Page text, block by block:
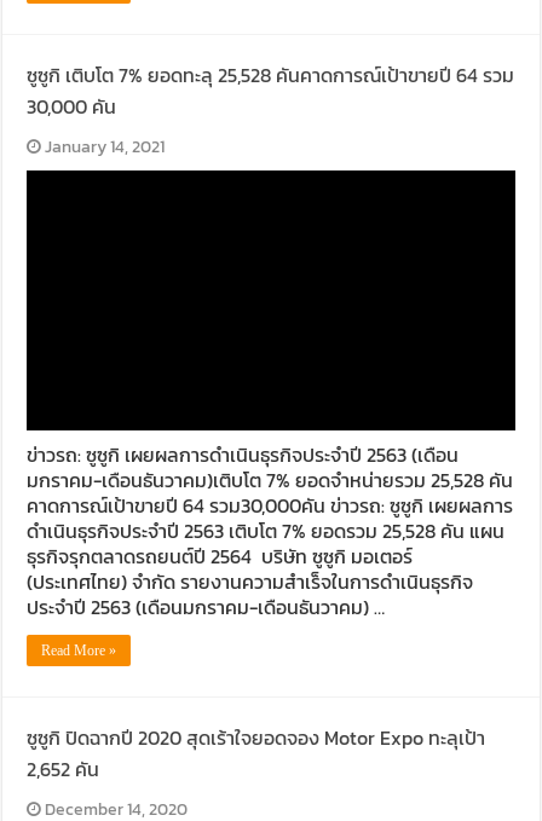
ซูซูกิ เติบโต 7% ยอดทะลุ 25,528 คันคาดการณ์เป้าขายปี 64 รวม
30,000 คัน
January 14, 2021
ข่าวรถ: ซูซูกิ เผยผลการดำเนินธุรกิจประจำปี 2563 (เดือน
มกราคม-เดือนธันวาคม)เติบโต 7% ยอดจำหน่ายรวม 25,528 คัน
คาดการณ์เป้าขายปี 64 รวม30,000คัน ข่าวรถ: ซูซูกิ เผยผลการ
ดำเนินธุรกิจประจำปี 2563 เติบโต 7% ยอดรวม 25,528 คัน แผน
ธุรกิจรุกตลาดรถยนต์ปี 2564 บริษัท ซูซูกิ มอเตอร์
(ประเทศไทย) จำกัด รายงานความสำเร็จในการดำเนินธุรกิจ
ประจำปี 2563 (เดือนมกราคม-เดือนธันวาคม) …
Read More »
ซูซูกิ ปิดฉากปี 2020 สุดเร้าใจยอดจอง Motor Expo ทะลุเป้า
2,652 คัน
December 14, 2020